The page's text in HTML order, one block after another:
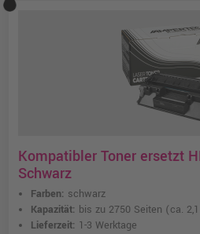
Kompatibler Toner ersetzt
Schwarz
Farben: schwarz
Kapazität: bis zu 2750 Seiten (ca.
Lieferzeit: 1-3 Werktage